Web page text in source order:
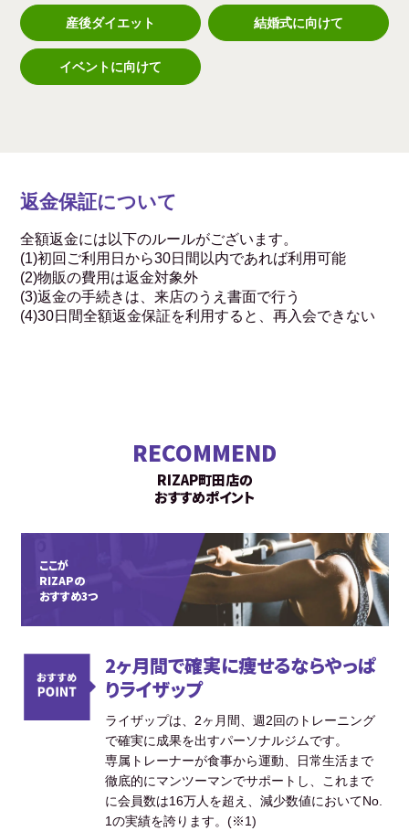
産後ダイエット 結婚式に向けて
イベントに向けて
返金保証について
全額返金には以下のルールがございます。
(1)初回ご利用日から30日間以内であれば利用可能
(2)物販の費用は返金対象外
(3)返金の手続きは、来店のうえ書面で行う
(4)30日間全額返金保証を利用すると、再入会できない
RECOMMEND
RIZAP町田店の
おすすめポイント
ここが
RIZAPの
おすすめ3つ
2ヶ月間で確実に痩せるならやっぱ
りライザップ
ライザップは、2ヶ月間、週2回のトレーニング
で確実に成果を出すパーソナルジムです。
専属トレーナーが食事から運動、日常生活まで
徹底的にマンツーマンでサポートし、これまで
に会員数は16万人を超え、減少数値においてNo.
1の実績を誇ります。(※1)